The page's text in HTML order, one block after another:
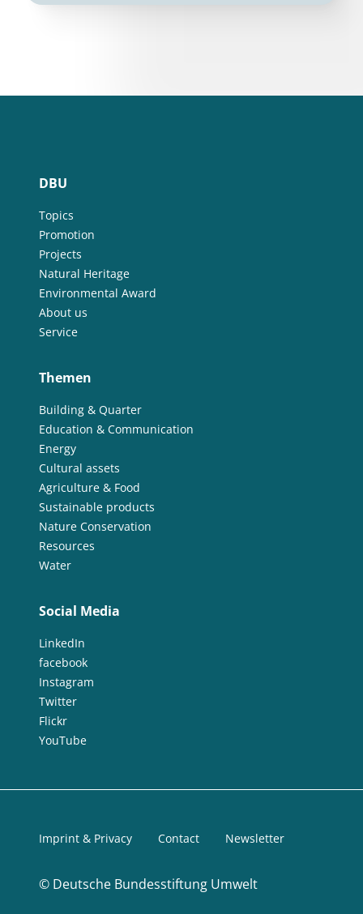
DBU
Topics
Promotion
Projects
Natural Heritage
Environmental Award
About us
Service
Themen
Building & Quarter
Education & Communication
Energy
Cultural assets
Agriculture & Food
Sustainable products
Nature Conservation
Resources
Water
Social Media
LinkedIn
facebook
Instagram
Twitter
Flickr
YouTube
© Deutsche Bundesstiftung Umwelt
Imprint & Privacy Contact Newsletter